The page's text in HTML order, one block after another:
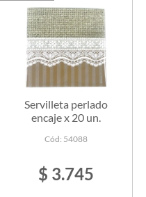
Servilleta perlado
encaje x 20 un.
Cód: 54088
$ 3.745